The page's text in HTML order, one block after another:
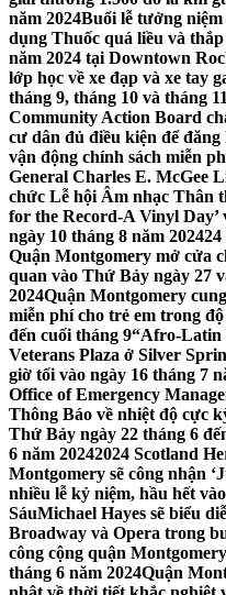
năm 2024Buổi lễ tưởng
dụng Thuốc quá liều và
năm 2024 tại Downtown
lớp học về xe đạp và xe tay
tháng 9, tháng 10 và tháng
Community Action Board
cư dân đủ điều kiện để
vận động chính sách miễn
General Charles E. McGee
chức Lễ hội Âm nhạc Thân
for the Record-A Vinyl
ngày 10 tháng 8 năm 2024
Quận Montgomery mở cửa
quan vào Thứ Bảy ngày 27
2024Quận Montgomery cung
miễn phí cho trẻ em trong
đến cuối tháng 9“Afro-Latin
Veterans Plaza ở Silver
giờ tối vào ngày 16 tháng 7
Office of Emergency
Thông Báo về nhiệt độ cực
Thứ Bảy ngày 22 tháng 6
6 năm 20242024 Scotland
Montgomery sẽ công nhận
nhiều lễ kỷ niệm, hầu hết
SáuMichael Hayes sẽ biểu
Broadway và Opera trong
công cộng quận
tháng 6 năm 2024Quận